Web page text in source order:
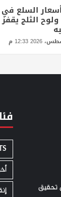
أسعار السلع
تحقيق